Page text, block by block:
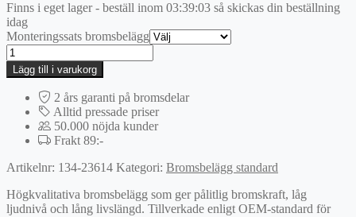
priset
351 kr.
priset
263,25 kr.
Finns i eget lager - beställ inom 03:39:03 så skickas din beställning
idag
Monteringssats bromsbelägg
Bromsbeläggssats,
skivbroms
mängd
Lägg till i varukorg
2 års garanti på bromsdelar
Alltid pressade priser
50.000 nöjda kunder
Frakt 89:-
Artikelnr: 134-23614 Kategori: Bromsbelägg standard
Högkvalitativa bromsbelägg som ger pålitlig bromskraft, låg
ljudnivå och lång livslängd. Tillverkade enligt OEM-standard för